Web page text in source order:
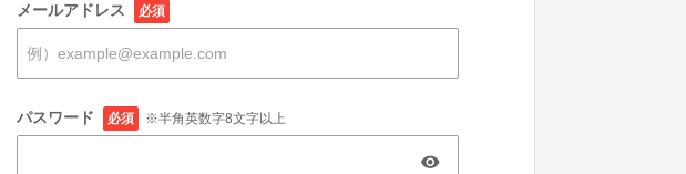
メールアドレス 必須
パスワード 必須 ※半角英数字8文字以上